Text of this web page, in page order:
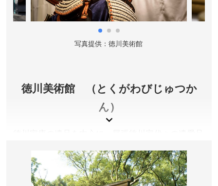
写真提供：徳川美術館
徳川美術館 （とくがわびじゅつか
ん）
愛知県名古屋市東区
入館料／一般1,600円、高校・大学生800円、小中学生